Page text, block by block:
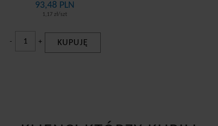
93,48 PLN
1,17 zł/szt
- + KUPUJĘ